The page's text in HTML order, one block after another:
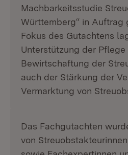
Machbarkeitsstudie
Württemberg“ in Auftrag
Fokus des Gutachtens
Unterstützung der Pflege
Bewirtschaftung der
auch der Stärkung der
Vermarktung von
Das Fachgutachten
von